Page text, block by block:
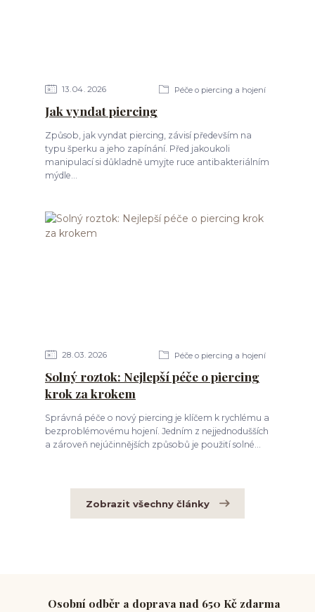
13 04 2026 Péče o piercing a hojení
Jak vyndat piercing
Způsob, jak vyndat piercing, závisí především na
typu šperku a jeho zapínání. Před jakoukoli
manipulací si důkladně umyjte ruce antibakteriálním
mýdle...
28 03 2026 Péče o piercing a hojení
Solný roztok: Nejlepší péče o piercing
krok za krokem
Správná péče o nový piercing je klíčem k rychlému a
bezproblémovému hojení. Jedním z nejjednodušších
a zároveň nejúčinnějších způsobů je použití solné...
Zobrazit všechny články
Osobní odběr a doprava nad 650 Kč zdarma